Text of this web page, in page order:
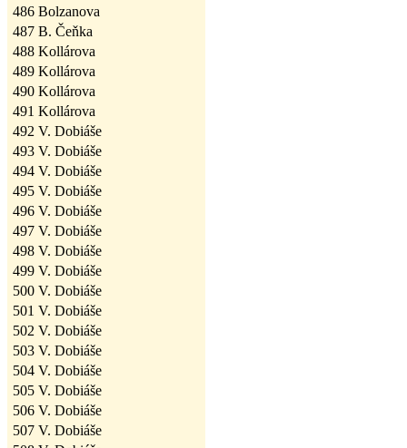
486 Bolzanova
487 B. Čeňka
488 Kollárova
489 Kollárova
490 Kollárova
491 Kollárova
492 V. Dobiáše
493 V. Dobiáše
494 V. Dobiáše
495 V. Dobiáše
496 V. Dobiáše
497 V. Dobiáše
498 V. Dobiáše
499 V. Dobiáše
500 V. Dobiáše
501 V. Dobiáše
502 V. Dobiáše
503 V. Dobiáše
504 V. Dobiáše
505 V. Dobiáše
506 V. Dobiáše
507 V. Dobiáše